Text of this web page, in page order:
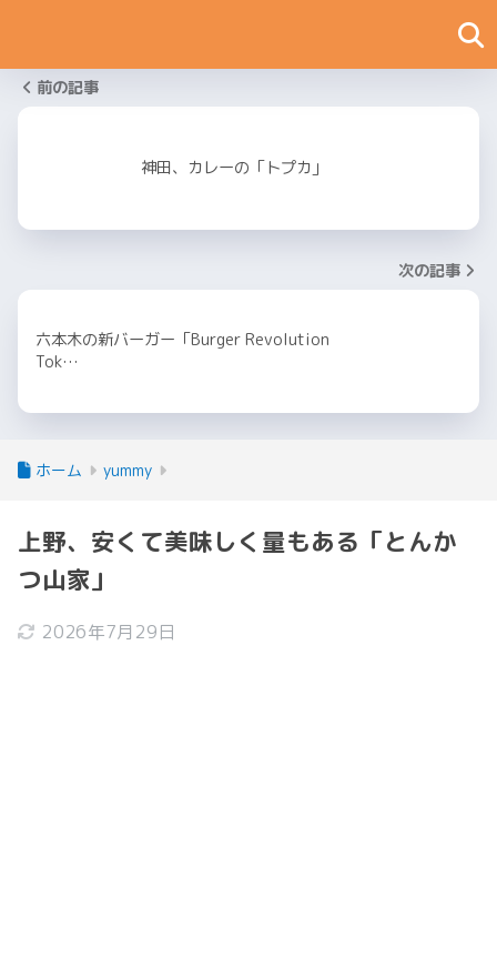
前の記事
神田、カレーの「トプカ」
次の記事
六本木の新バーガー「Burger Revolution
Tok…
ホーム yummy
上野、安くて美味しく量もある「とんか
つ山家」
2026年7月29日